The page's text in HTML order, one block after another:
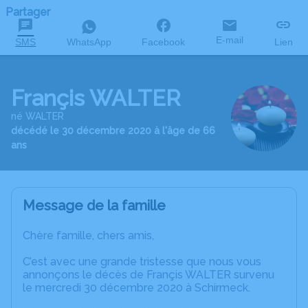
Partager
SMS WhatsApp Facebook E-mail Lien
Françis WALTER
né WALTER
décédé le 30 décembre 2020 à l'âge de 66
ans
Message de la famille
Chère famille, chers amis,
C’est avec une grande tristesse que nous vous
annonçons le décès de Françis WALTER survenu
le mercredi 30 décembre 2020 à Schirmeck.